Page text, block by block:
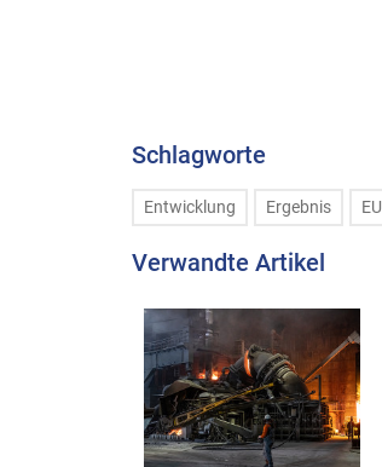
Schlagworte
Entwicklung Ergebnis EU
Verwandte Artikel